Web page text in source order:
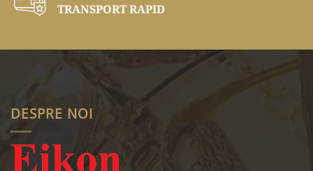
TRANSPORT RAPID
DESPRE NOI